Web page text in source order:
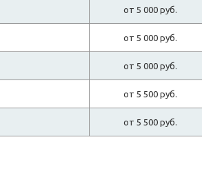
от 5 000 руб.
от 5 000 руб.
от 5 000 руб.
от 5 500 руб.
от 5 500 руб.